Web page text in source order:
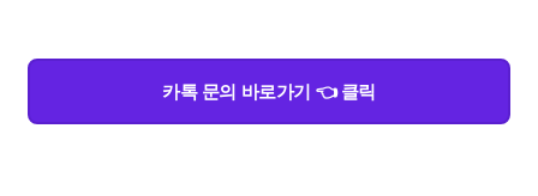
카톡 문의 바로가기 👈 클릭